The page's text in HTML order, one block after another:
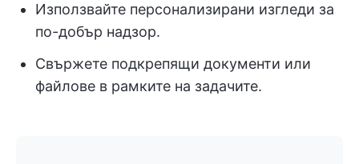
Използвайте персонализирани изгледи за
по-добър надзор.
Свържете подкрепящи документи или
файлове в рамките на задачите.